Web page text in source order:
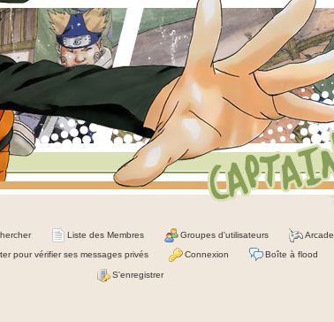
Liste des Membres Groupes d'utilisateurs Arcade
pour vérifier ses messages privés Connexion Boîte à flood
S'enregistrer